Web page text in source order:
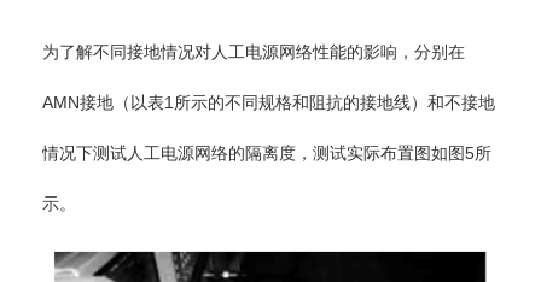
为了解不同接地情况对人工电源网络性能的影响，分别在
AMN接地（以表1所示的不同规格和阻抗的接地线）和不接地
情况下测试人工电源网络的隔离度，测试实际布置图如图5所
示。